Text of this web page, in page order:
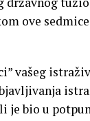
ove
vašeg
je bio u